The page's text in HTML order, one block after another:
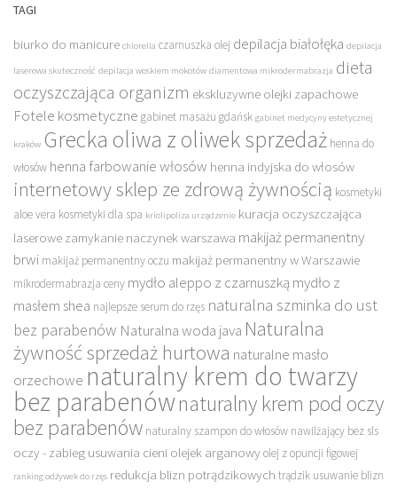
TAGI
biurko do manicure chlorella czarnuszka olej depilacja białołęka depilacja
laserowa skuteczność depilacja woskiem mokotów diamentowa mikrodermabrazja dieta
oczyszczająca organizm ekskluzywne olejki zapachowe
Fotele kosmetyczne gabinet masażu gdańsk gabinet medycyny estetycznej
kraków Grecka oliwa z oliwek sprzedaż henna do
włosów henna farbowanie włosów henna indyjska do włosów
internetowy sklep ze zdrową żywnością kosmetyki
aloe vera kosmetyki dla spa kriolipoliza urządzenie kuracja oczyszczająca
laserowe zamykanie naczynek warszawa makijaż permanentny
brwi makijaż permanentny oczu makijaż permanentny w Warszawie
mikrodermabrazja ceny mydło aleppo z czarnuszką mydło z
masłem shea najlepsze serum do rzęs naturalna szminka do ust
bez parabenów Naturalna woda java Naturalna
żywność sprzedaż hurtowa naturalne masło
orzechowe naturalny krem do twarzy
bez parabenównaturalny krem pod oczy
bez parabenów naturalny szampon do włosów nawilżający bez sls
oczy - zabieg usuwania cieni olejek arganowy olej z opuncji figowej
ranking odżywek do rzęs redukcja blizn potrądzikowych trądzik usuwanie blizn